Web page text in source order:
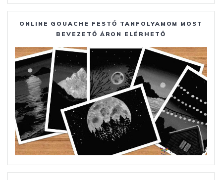
ONLINE GOUACHE FESTŐ TANFOLYAMOM MOST
BEVEZETŐ ÁRON ELÉRHETŐ